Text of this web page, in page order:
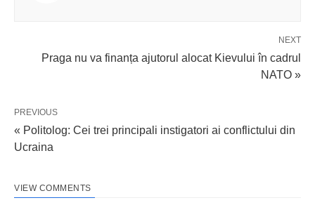
NEXT
Praga nu va finanța ajutorul alocat Kievului în cadrul
NATO »
PREVIOUS
« Politolog: Cei trei principali instigatori ai conflictului din
Ucraina
VIEW COMMENTS